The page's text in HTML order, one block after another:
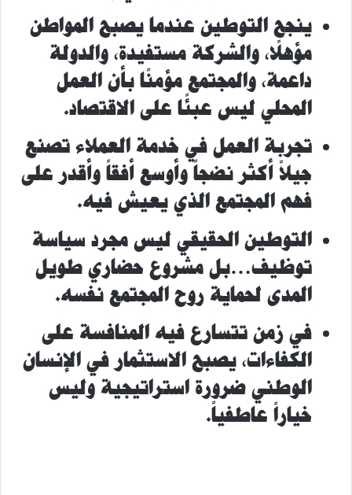
ينجح التوطين عندما يصبح المواطن
مؤهلًا، والشركة مستفيدة، والدولة
داعمة، والمجتمع مؤمنًا بأن العمل
المحلي ليس عبئًا على الاقتصاد.
تجربة العمل في خدمة العملاء تصنع
جيلاً أكثر نضجاً وأوسع أفقاً وأقدر على
فهم المجتمع الذي يعيش فيه.
التوطين الحقيقي ليس مجرد سياسة
توظيف…بل مشروع حضاري طويل
المدى لحماية روح المجتمع نفسه.
في زمن تتسارع فيه المنافسة على
الكفاءات، يصبح الاستثمار في الإنسان
الوطني ضرورة استراتيجية وليس
خياراً عاطفياً.